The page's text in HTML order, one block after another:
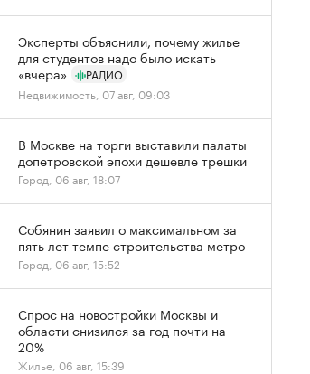
Эксперты объяснили, почему жилье
для студентов надо было искать
«вчера»
РАДИО
Недвижимость, 07 авг, 09:03
В Москве на торги выставили палаты
допетровской эпохи дешевле трешки
Город, 06 авг, 18:07
Собянин заявил о максимальном за
пять лет темпе строительства метро
Город, 06 авг, 15:52
Спрос на новостройки Москвы и
области снизился за год почти на
20%
Жилье, 06 авг, 15:39